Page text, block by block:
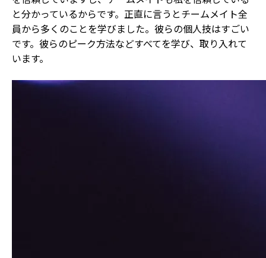
と分かっているからです。 正直に言うとチームメイト全
員から多くのことを学びました。彼らの個人技はすごい
です。彼らのピーク方法などすべてを学び、取り入れて
います。